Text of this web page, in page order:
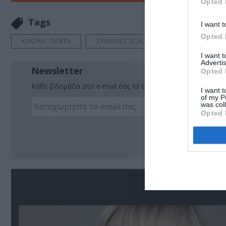
I want
Opted
I want
Opted
I want
of my
was
Opted
Tags
ΚΛΑΣΙΚΗ - ΟΠΕΡΑ ΣΥΝΑΥΛΙΕΣ 2026 ΦΙΛΑΡΜΟΝΙΑ
Newsletter
Κάθε βδομάδα στο e-mail σας τα τελευταία νέα για την